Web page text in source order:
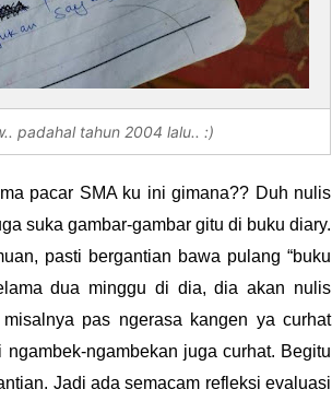
padahal tahun 2004 lalu.. :)
pacar SMA ku ini gimana?? Duh nulis
suka gambar-gambar gitu di buku diary.
pasti bergantian bawa pulang “buku
dua minggu di dia, dia akan nulis
pas ngerasa kangen ya curhat
ngambekan juga curhat. Begitu
Jadi ada semacam refleksi evaluasi